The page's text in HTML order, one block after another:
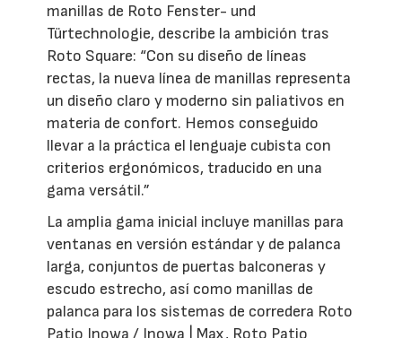
manillas de Roto Fenster- und
Türtechnologie, describe la ambición tras
Roto Square: “Con su diseño de líneas
rectas, la nueva línea de manillas representa
un diseño claro y moderno sin paliativos en
materia de confort. Hemos conseguido
llevar a la práctica el lenguaje cubista con
criterios ergonómicos, traducido en una
gama versátil.”
La amplia gama inicial incluye manillas para
ventanas en versión estándar y de palanca
larga, conjuntos de puertas balconeras y
escudo estrecho, así como manillas de
palanca para los sistemas de corredera Roto